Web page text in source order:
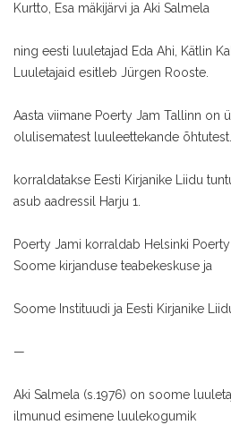
Kurtto, Esa mäkijärvi ja Aki Salmela
ning eesti luuletajad Eda Ahi, Kätlin
Luuletajaid esitleb Jürgen Rooste.
Aasta viimane Poerty Jam Tallinn on
olulisematest luuleettekande
korraldatakse Eesti Kirjanike Liidu
asub aadressil Harju 1.
Poerty Jami korraldab Helsinki
Soome kirjanduse teabekeskuse ja
Soome Instituudi ja Eesti Kirjanike
—
Aki Salmela (s.1976) on soome
ilmunud esimene luulekogumik